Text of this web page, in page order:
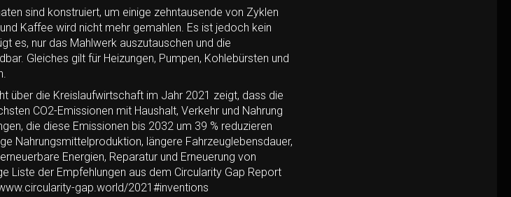
sind konstruiert, um einige zehntausende von Zyklen
Kaffee wird nicht mehr gemahlen. Es ist jedoch kein
es, nur das Mahlwerk auszutauschen und die
Gleiches gilt für Heizungen, Pumpen, Kohlebürsten und
über die Kreislaufwirtschaft im Jahr 2021 zeigt, dass die
CO2-Emissionen mit Haushalt, Verkehr und Nahrung
die diese Emissionen bis 2032 um 39 % reduzieren
Nahrungsmittelproduktion, längere Fahrzeuglebensdauer,
Energien, Reparatur und Erneuerung von
Liste der Empfehlungen aus dem Circularity Gap Report
gap.world/2021#inventions